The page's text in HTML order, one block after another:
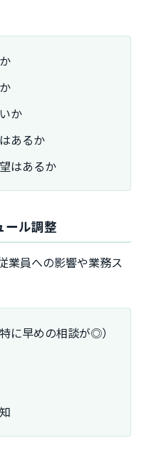
か
あるか
はあるか
ール調整
業員への影響や業務ス
に早めの相談が◎）